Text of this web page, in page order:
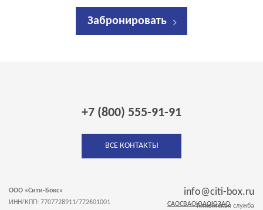
Забронировать
+7 (800) 555-91-91
ВСЕ КОНТАКТЫ
ООО «Сити-Бокс»
ИНН/КПП: 7707728911/772601001
info@citi-box.ru
Клиентская служба
САОСВАОЮАОЮЗАО